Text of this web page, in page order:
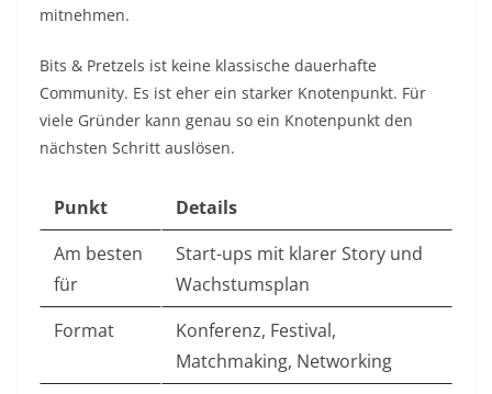
mitnehmen.
Bits & Pretzels ist keine klassische dauerhafte
Community. Es ist eher ein starker Knotenpunkt. Für
viele Gründer kann genau so ein Knotenpunkt den
nächsten Schritt auslösen.
Punkt
Details
Am besten
für
Start-ups mit klarer Story und
Wachstumsplan
Format
Konferenz, Festival,
Matchmaking, Networking